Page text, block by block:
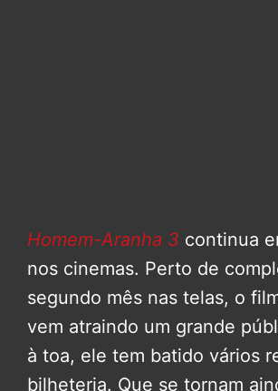
Homem-Aranha 3 continua
nos cinemas. Perto de
segundo mês nas telas, o
vem atraindo um grande
à toa, ele tem batido vários
bilheteria. Que se tornam